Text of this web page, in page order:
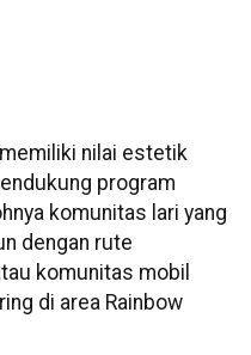
nilai estetik
program
komunitas lari yang
dengan rute
komunitas mobil
di area Rainbow